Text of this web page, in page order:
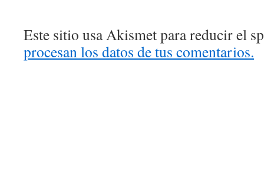
Este sitio usa Akismet para reducir el
procesan los datos de tus comentarios.